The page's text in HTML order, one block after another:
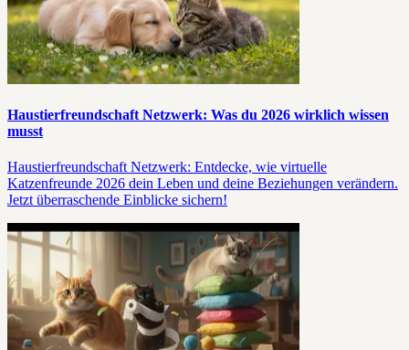
Haustierfreundschaft Netzwerk: Was du 2026 wirklich wissen
musst
Haustierfreundschaft Netzwerk: Entdecke, wie virtuelle
Katzenfreunde 2026 dein Leben und deine Beziehungen verändern.
Jetzt überraschende Einblicke sichern!